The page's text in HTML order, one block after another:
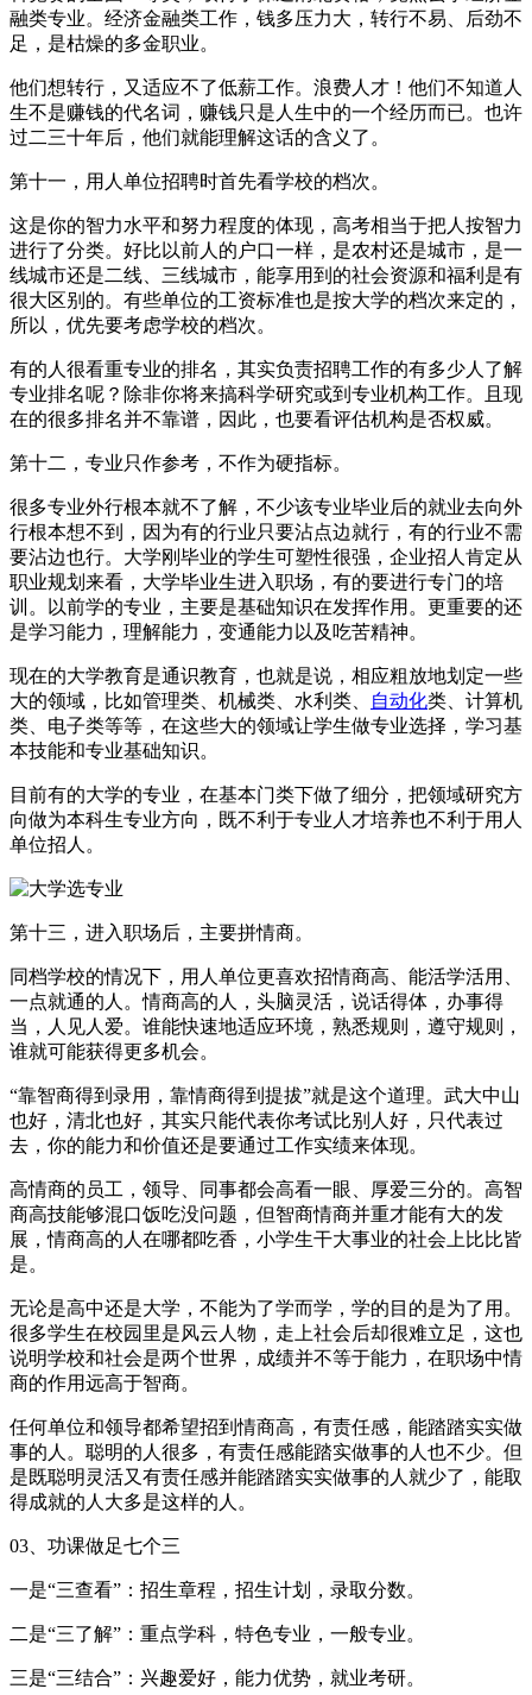
融类专业。经济金融类工作，钱多压力大，转行不易、后劲不
足，是枯燥的多金职业。
他们想转行，又适应不了低薪工作。浪费人才！他们不知道人
生不是赚钱的代名词，赚钱只是人生中的一个经历而已。也许
过二三十年后，他们就能理解这话的含义了。
第十一，用人单位招聘时首先看学校的档次。
这是你的智力水平和努力程度的体现，高考相当于把人按智力
进行了分类。好比以前人的户口一样，是农村还是城市，是一
线城市还是二线、三线城市，能享用到的社会资源和福利是有
很大区别的。有些单位的工资标准也是按大学的档次来定的，
所以，优先要考虑学校的档次。
有的人很看重专业的排名，其实负责招聘工作的有多少人了解
专业排名呢？除非你将来搞科学研究或到专业机构工作。且现
在的很多排名并不靠谱，因此，也要看评估机构是否权威。
第十二，专业只作参考，不作为硬指标。
很多专业外行根本就不了解，不少该专业毕业后的就业去向外
行根本想不到，因为有的行业只要沾点边就行，有的行业不需
要沾边也行。大学刚毕业的学生可塑性很强，企业招人肯定从
职业规划来看，大学毕业生进入职场，有的要进行专门的培
训。以前学的专业，主要是基础知识在发挥作用。更重要的还
是学习能力，理解能力，变通能力以及吃苦精神。
现在的大学教育是通识教育，也就是说，相应粗放地划定一些
大的领域，比如管理类、机械类、水利类、
自动化类、计算机
类、电子类等等，在这些大的领域让学生做专业选择，学习基
本技能和专业基础知识。
目前有的大学的专业，在基本门类下做了细分，把领域研究方
向做为本科生专业方向，既不利于专业人才培养也不利于用人
单位招人。
第十三，进入职场后，主要拼情商。
同档学校的情况下，用人单位更喜欢招情商高、能活学活用、
一点就通的人。情商高的人，头脑灵活，说话得体，办事得
当，人见人爱。谁能快速地适应环境，熟悉规则，遵守规则，
谁就可能获得更多机会。
“靠智商得到录用，靠情商得到提拔”就是这个道理。武大中山
也好，清北也好，其实只能代表你考试比别人好，只代表过
去，你的能力和价值还是要通过工作实绩来体现。
高情商的员工，领导、同事都会高看一眼、厚爱三分的。高智
商高技能够混口饭吃没问题，但智商情商并重才能有大的发
展，情商高的人在哪都吃香，小学生干大事业的社会上比比皆
是。
无论是高中还是大学，不能为了学而学，学的目的是为了用。
很多学生在校园里是风云人物，走上社会后却很难立足，这也
说明学校和社会是两个世界，成绩并不等于能力，在职场中情
商的作用远高于智商。
任何单位和领导都希望招到情商高，有责任感，能踏踏实实做
事的人。聪明的人很多，有责任感能踏实做事的人也不少。但
是既聪明灵活又有责任感并能踏踏实实做事的人就少了，能取
得成就的人大多是这样的人。
03、功课做足七个三
一是“三查看”：招生章程，招生计划，录取分数。
二是“三了解”：重点学科，特色专业，一般专业。
三是“三结合”：兴趣爱好，能力优势，就业考研。